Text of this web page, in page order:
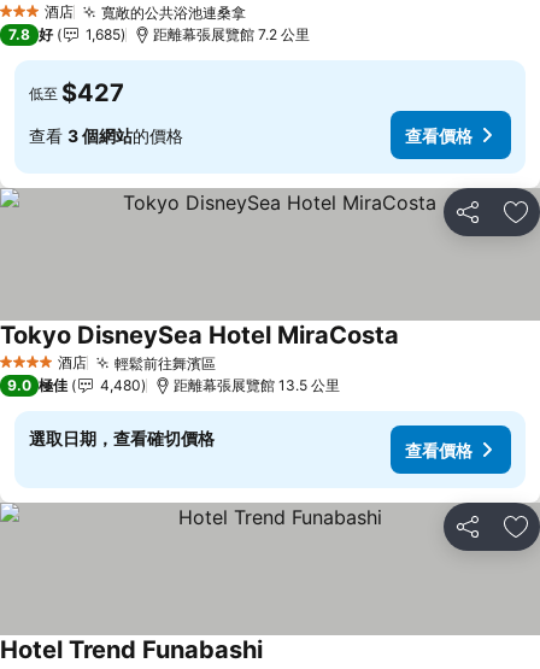
3 星級 酒店 寬敞的公共浴池連桑拿
7.8 好 1,685 距離幕張展覽館 7.2 公里
低至 $427
查看 3 個網站的價格 查看價格
分享 放
4 星級 酒店 輕鬆前往舞濱區
Tokyo DisneySea Hotel MiraCosta
9.0 極佳 4,480 距離幕張展覽館 13.5 公里
選取日期，查看確切價格
查看價格
分享 放
Hotel Trend Funabashi